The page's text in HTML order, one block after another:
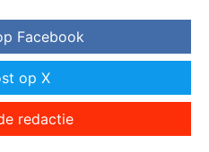
Facebook
op X
redactie